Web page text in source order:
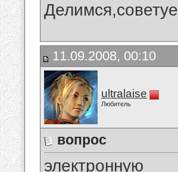
11.09.2008, 00:10
ultralaise
Любитель
вопрос
электронную